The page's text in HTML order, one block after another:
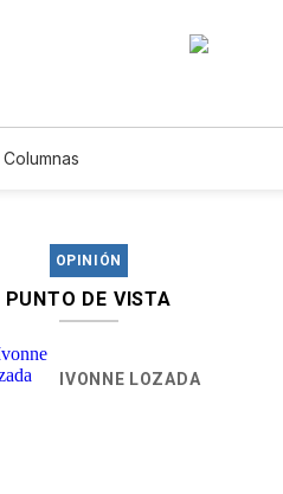
Columnas
OPINIÓN
PUNTO DE VISTA
IVONNE LOZADA